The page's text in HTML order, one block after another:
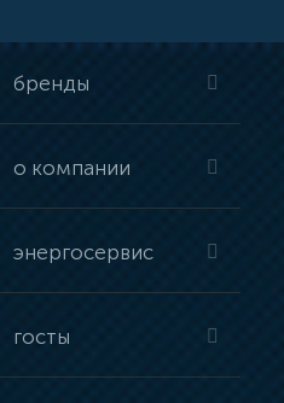
бренды
о компании
энергосервис
госты